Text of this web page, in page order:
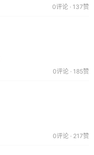
0评论 · 137赞
0评论 · 185赞
0评论 · 217赞